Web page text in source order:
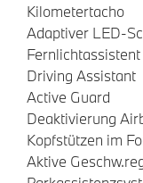
Kilometertacho
Adaptiver LED-
Fernlichtassistent
Driving Assistant
Active Guard
Deaktivierung
Kopfstützen im
Aktive